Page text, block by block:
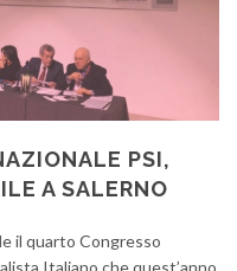
PSI,
A SALERNO
il quarto Congresso
Italiano che quest’anno